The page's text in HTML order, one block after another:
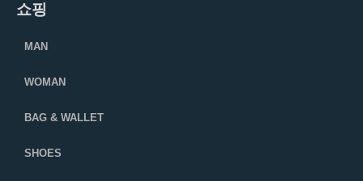
쇼핑
MAN
WOMAN
BAG & WALLET
SHOES